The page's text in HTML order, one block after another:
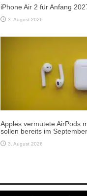
iPhone Air 2 für Anfang
3. August 2026
Apples vermutete AirPods
sollen bereits im
3. August 2026